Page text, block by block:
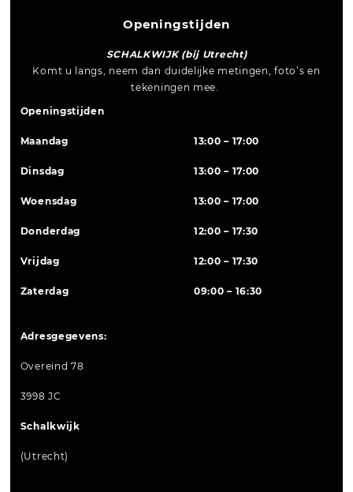
Openingstijden
SCHALKWIJK (bij Utrecht)
Komt u langs, neem dan duidelijke metingen, foto’s en
tekeningen mee.
Openingstijden
Maandag 13:00 – 17:00
Dinsdag 13:00 – 17:00
Woensdag 13:00 – 17:00
Donderdag 12:00 – 17:30
Vrijdag 12:00 – 17:30
Zaterdag 09:00 – 16:30
Adresgegevens:
Overeind 78
3998 JC
Schalkwijk
(Utrecht)